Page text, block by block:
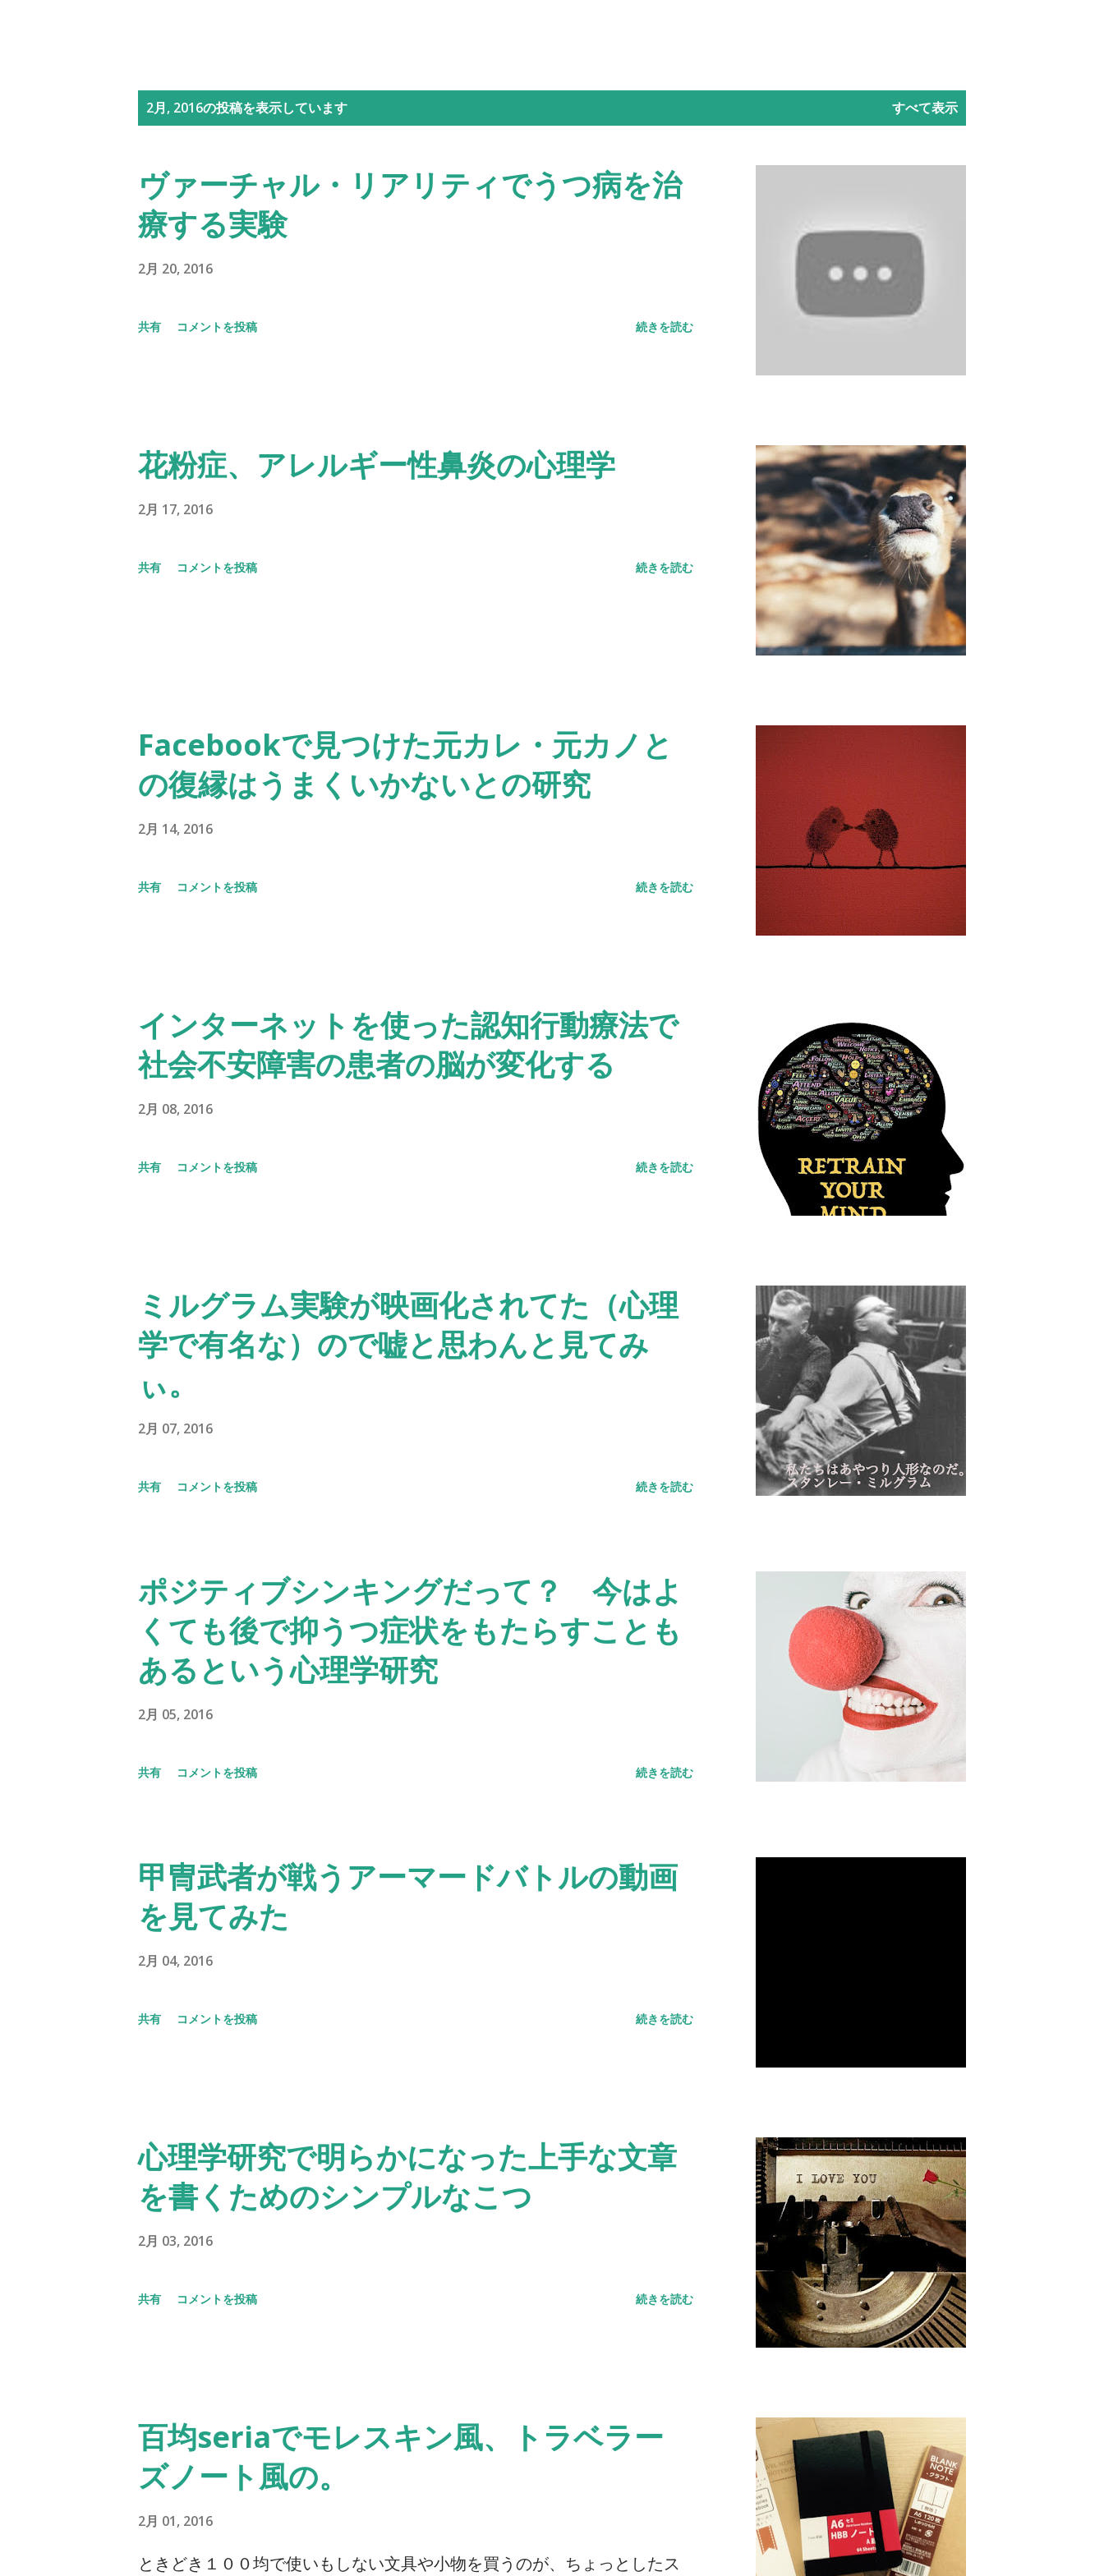
2月, 2016の投稿を表示しています すべて表示
ヴァーチャル・リアリティでうつ病を治
療する実験
2月 20, 2016
共有 コメントを投稿 続きを読む
花粉症、アレルギー性鼻炎の心理学
2月 17, 2016
共有 コメントを投稿 続きを読む
Facebookで見つけた元カレ・元カノと
の復縁はうまくいかないとの研究
2月 14, 2016
共有 コメントを投稿 続きを読む
インターネットを使った認知行動療法で
社会不安障害の患者の脳が変化する
2月 08, 2016
共有 コメントを投稿 続きを読む
ミルグラム実験が映画化されてた（心理
学で有名な）ので嘘と思わんと見てみ
ぃ。
2月 07, 2016
共有 コメントを投稿 続きを読む
ポジティブシンキングだって？ 今はよ
くても後で抑うつ症状をもたらすことも
あるという心理学研究
2月 05, 2016
共有 コメントを投稿 続きを読む
甲冑武者が戦うアーマードバトルの動画
を見てみた
2月 04, 2016
共有 コメントを投稿 続きを読む
心理学研究で明らかになった上手な文章
を書くためのシンプルなこつ
2月 03, 2016
共有 コメントを投稿 続きを読む
百均seriaでモレスキン風、トラベラー
ズノート風の。
2月 01, 2016
ときどき１００均で使いもしない文具や小物を買うのが、ちょっとしたス